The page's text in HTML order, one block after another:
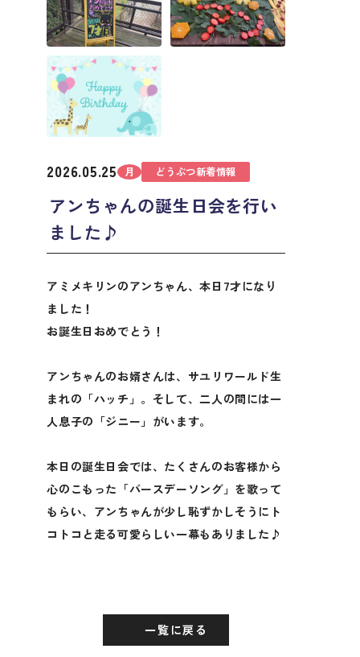
2026.05.25 月 どうぶつ新着情報
アンちゃんの誕生日会を行い
ました♪
アミメキリンのアンちゃん、本日7才になり
ました！
お誕生日おめでとう！
アンちゃんのお婿さんは、サユリワールド生
まれの「ハッチ」。そして、二人の間には一
人息子の「ジニー」がいます。
本日の誕生日会では、たくさんのお客様から
心のこもった「バースデーソング」を歌って
もらい、アンちゃんが少し恥ずかしそうにト
コトコと走る可愛らしい一幕もありました♪
一覧に戻る